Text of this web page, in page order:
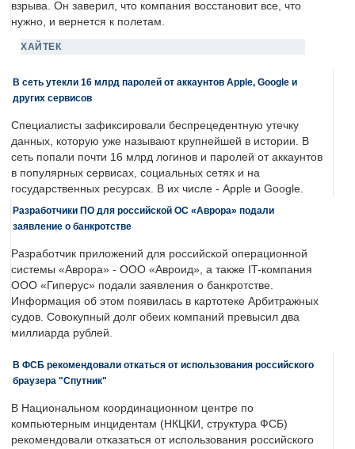
взрыва. Он заверил, что компания восстановит все, что
нужно, и вернется к полетам.
ХАЙТЕК
В сеть утекли 16 млрд паролей от аккаунтов Apple, Google и
других сервисов
Специалисты зафиксировали беспрецедентную утечку
данных, которую уже называют крупнейшей в истории. В
сеть попали почти 16 млрд логинов и паролей от аккаунтов
в популярных сервисах, социальных сетях и на
государственных ресурсах. В их числе - Apple и Google.
Разработчики ПО для российской ОС «Аврора» подали
заявление о банкротстве
Разработчик приложений для российской операционной
системы «Аврора» - ООО «Авроид», а также IT-компания
ООО «Гиперус» подали заявления о банкротстве.
Информация об этом появилась в картотеке Арбитражных
судов. Совокупный долг обеих компаний превысил два
миллиарда рублей.
В ФСБ рекомендовали откаться от использования российского
браузера "Спутник"
В Национальном координационном центре по
компьютерным инцидентам (НКЦКИ, структура ФСБ)
рекомендовали отказаться от использования российского